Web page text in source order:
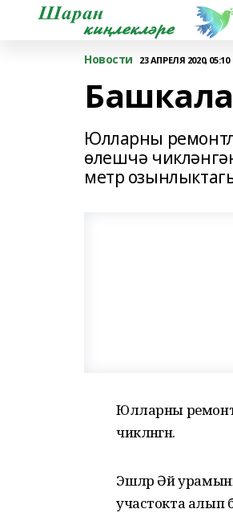
Новости 23 АПРЕЛЯ 2020, 05:10
Юлларны
өлешчә
метр
Юлларны
чикләнгән.
Эшләр Әй
участокта алып